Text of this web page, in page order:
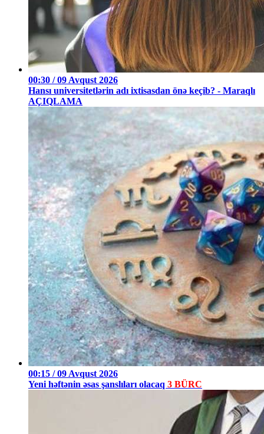
00:30 / 09 Avqust 2026
Hansı universitetlərin adı ixtisasdan önə keçib? - Maraqlı
AÇIQLAMA
00:15 / 09 Avqust 2026
Yeni həftənin əsas şanslıları olacaq 3 BÜRC